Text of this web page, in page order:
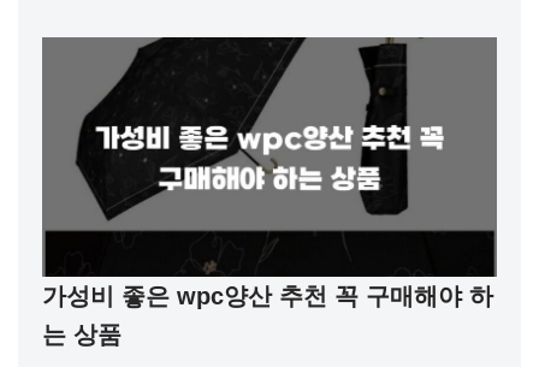
가성비 좋은 wpc양산 추천 꼭 구매해야 하
는 상품